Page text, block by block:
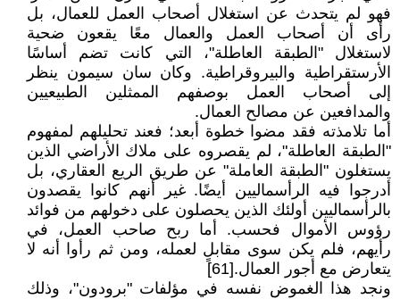
فهو لم يتحدث عن استغلال أصحاب العمل للعمال، بل
رأى أن أصحاب العمل والعمال معًا يقعون ضحية
لاستغلال "الطبقة العاطلة"، التي كانت تضم أساسًا
الأرستقراطية والبيروقراطية. وكان سان سيمون ينظر
إلى أصحاب العمل بوصفهم الممثلين الطبيعيين
والمدافعين عن مصالح العمال.
أما تلامذته فقد مضوا خطوة أبعد؛ فعند تحليلهم لمفهوم
"الطبقة العاطلة"، لم يقصروه على ملاك الأراضي الذين
يستغلون "الطبقة العاملة" عن طريق الريع العقاري، بل
أدرجوا فيه الرأسماليين أيضًا. غير أنهم كانوا يقصدون
بالرأسماليين أولئك الذين يحصلون على دخولهم من فوائد
رؤوس الأموال فحسب. أما ربح صاحب العمل، في
رأيهم، فلم يكن سوى مقابلٍ لعمله، ومن ثم رأوا أنه لا
يتعارض مع أجور العمال.[61]
ونجد هذا الغموض نفسه في مؤلفات "برودون"، وذلك